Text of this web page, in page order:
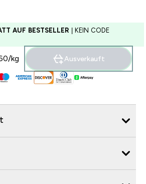
AUF BESTSELLER | KEIN CODE
kg Ausverkauft